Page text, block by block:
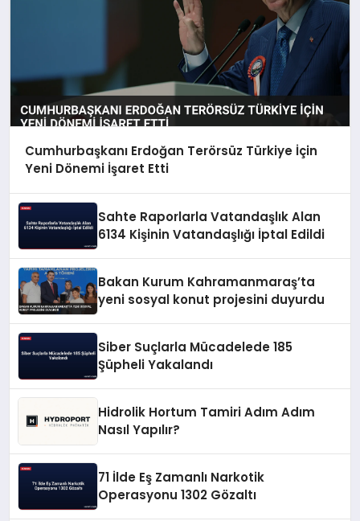
Cumhurbaşkanı Erdoğan Terörsüz Türkiye İçin
Yeni Dönemi İşaret Etti
Sahte Raporlarla Vatandaşlık Alan
6134 Kişinin Vatandaşlığı İptal Edildi
Bakan Kurum Kahramanmaraş’ta
yeni sosyal konut projesini duyurdu
Siber Suçlarla Mücadelede 185
Şüpheli Yakalandı
Hidrolik Hortum Tamiri Adım Adım
Nasıl Yapılır?
71 İlde Eş Zamanlı Narkotik
Operasyonu 1302 Gözaltı